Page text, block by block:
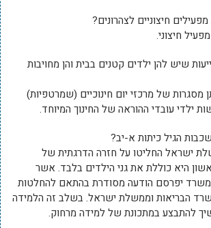
חיצוני.
שיש להן ילדים קטנים בבית והן מחויבות
של מרכזי יום חינוכיים (שמרטפיות)
ילדי עובדי ההוראה של החינוך המיוחד.
ישראל החליטו על חזרה הדרגתית של
היא כוללת את גני הילדים בלבד. אשר
יפרסם הודעה מסודרת בהתאם להחלטות
הבריאות וממשלת ישראל. בשלב זה הלמידה
להתבצע במתכונת של למידה מרחוק.